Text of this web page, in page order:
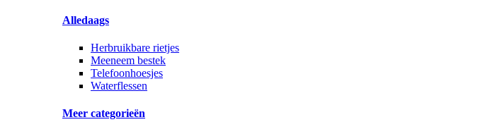
Alledaags
Herbruikbare rietjes
Meeneem bestek
Telefoonhoesjes
Waterflessen
Meer categorieën